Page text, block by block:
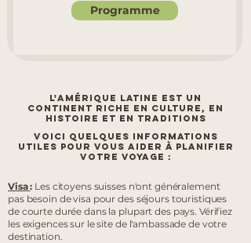
Programme
L'AMÉRIQUE LATINE est un
CONTINENT riche en culture, en
histoire et en traditions
Voici quelques informations
utiles pour vous aider à planifier
votre voyage :
Visa: Les citoyens suisses n'ont généralement
pas besoin de visa pour des séjours touristiques
de courte durée dans la plupart des pays. Vérifiez
les exigences sur le site de l'ambassade de votre
destination.